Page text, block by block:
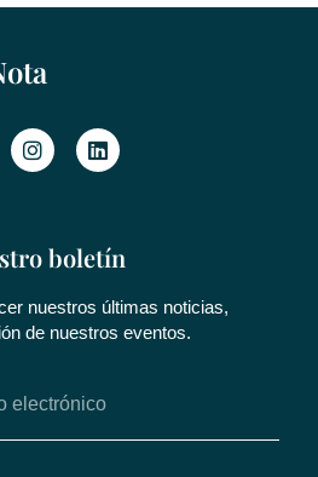
boletín
nuestros últimas noticias,
de nuestros eventos.